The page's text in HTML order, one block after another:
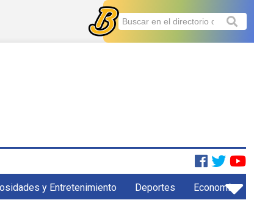
y Entretenimiento Deportes Economía